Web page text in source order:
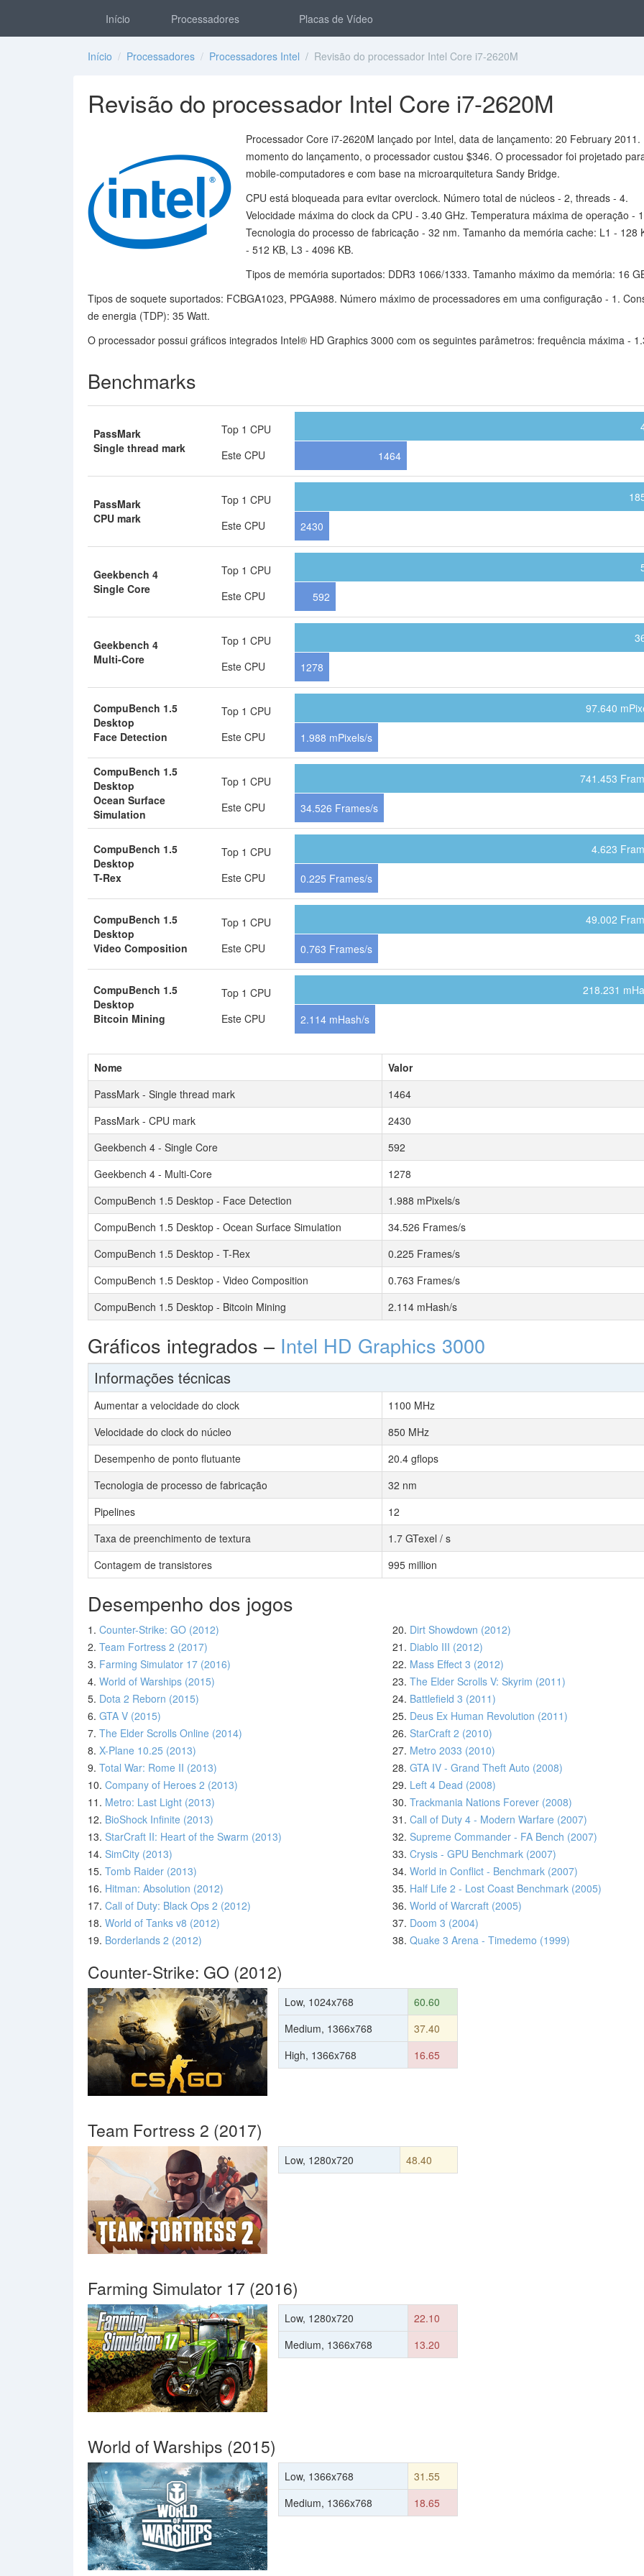
Início Processadores Placas de Vídeo
Início / Processadores / Processadores Intel / Revisão do processador Intel Core i7-2620M
Revisão do processador Intel Core i7-2620M
Processador Core i7-2620M lançado por Intel, data de lançamento: 20 February 2011.
momento do lançamento, o processador custou $346. O processador foi projetado
mobile-computadores e com base na microarquitetura Sandy Bridge.
CPU está bloqueada para evitar overclock. Número total de núcleos - 2, threads - 4.
Velocidade máxima do clock da CPU - 3.40 GHz. Temperatura máxima de operação -
Tecnologia do processo de fabricação - 32 nm. Tamanho da memória cache: L1 - 128
- 512 KB, L3 - 4096 KB.
Tipos de memória suportados: DDR3 1066/1333. Tamanho máximo da memória: 16
Tipos de soquete suportados: FCBGA1023, PPGA988. Número máximo de processadores em uma configuração - 1.
de energia (TDP): 35 Watt.
O processador possui gráficos integrados Intel® HD Graphics 3000 com os seguintes parâmetros: frequência máxima -
Benchmarks
PassMark
Single thread mark
Top 1 CPU
Este CPU
1464
PassMark
CPU mark
Top 1 CPU
Este CPU
2430
Geekbench 4
Single Core
Top 1 CPU
Este CPU
592
Geekbench 4
Multi-Core
Top 1 CPU
Este CPU
1278
CompuBench 1.5
Desktop
Face Detection
Top 1 CPU
Este CPU
97.640
1.988 mPixels/s
CompuBench 1.5
Desktop
Ocean Surface
Simulation
Top 1 CPU
Este CPU
741.453
34.526 Frames/s
CompuBench 1.5
Desktop
T-Rex
Top 1 CPU
Este CPU
4.623
0.225 Frames/s
CompuBench 1.5
Desktop
Video Composition
Top 1 CPU
Este CPU
49.002
0.763 Frames/s
CompuBench 1.5
Desktop
Bitcoin Mining
Top 1 CPU
Este CPU
218.231
2.114 mHash/s
Nome
Valor
PassMark - Single thread mark
1464
PassMark - CPU mark
2430
Geekbench 4 - Single Core
592
Geekbench 4 - Multi-Core
1278
CompuBench 1.5 Desktop - Face Detection
1.988 mPixels/s
CompuBench 1.5 Desktop - Ocean Surface Simulation
34.526 Frames/s
CompuBench 1.5 Desktop - T-Rex
0.225 Frames/s
CompuBench 1.5 Desktop - Video Composition
0.763 Frames/s
CompuBench 1.5 Desktop - Bitcoin Mining
2.114 mHash/s
Gráficos integrados – Intel HD Graphics 3000
Informações técnicas
Aumentar a velocidade do clock
1100 MHz
Velocidade do clock do núcleo
850 MHz
Desempenho de ponto flutuante
20.4 gflops
Tecnologia de processo de fabricação
32 nm
Pipelines
12
Taxa de preenchimento de textura
1.7 GTexel / s
Contagem de transistores
995 million
Desempenho dos jogos
1. Counter-Strike: GO (2012)
2. Team Fortress 2 (2017)
3. Farming Simulator 17 (2016)
4. World of Warships (2015)
5. Dota 2 Reborn (2015)
6. GTA V (2015)
7. The Elder Scrolls Online (2014)
8. X-Plane 10.25 (2013)
9. Total War: Rome II (2013)
10. Company of Heroes 2 (2013)
11. Metro: Last Light (2013)
12. BioShock Infinite (2013)
13. StarCraft II: Heart of the Swarm (2013)
14. SimCity (2013)
15. Tomb Raider (2013)
16. Hitman: Absolution (2012)
17. Call of Duty: Black Ops 2 (2012)
18. World of Tanks v8 (2012)
19. Borderlands 2 (2012)
20. Dirt Showdown (2012)
21. Diablo III (2012)
22. Mass Effect 3 (2012)
23. The Elder Scrolls V: Skyrim (2011)
24. Battlefield 3 (2011)
25. Deus Ex Human Revolution (2011)
26. StarCraft 2 (2010)
27. Metro 2033 (2010)
28. GTA IV - Grand Theft Auto (2008)
29. Left 4 Dead (2008)
30. Trackmania Nations Forever (2008)
31. Call of Duty 4 - Modern Warfare (2007)
32. Supreme Commander - FA Bench (2007)
33. Crysis - GPU Benchmark (2007)
34. World in Conflict - Benchmark (2007)
35. Half Life 2 - Lost Coast Benchmark (2005)
36. World of Warcraft (2005)
37. Doom 3 (2004)
38. Quake 3 Arena - Timedemo (1999)
Counter-Strike: GO (2012)
Low, 1024x768
60.60
Medium, 1366x768
37.40
High, 1366x768
16.65
Team Fortress 2 (2017)
Low, 1280x720 48.40
Farming Simulator 17 (2016)
Low, 1280x720
22.10
Medium, 1366x768
13.20
World of Warships (2015)
Low, 1366x768
31.55
Medium, 1366x768
18.65